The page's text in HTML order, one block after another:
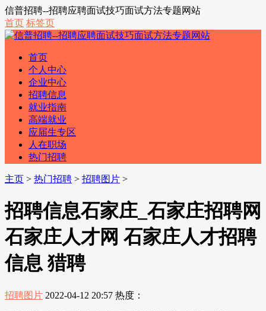
信普招聘--招聘应聘面试技巧面试方法专题网站
首页 标签页
首页
个人中心
企业中心
招聘信息
就业指南
高端就业
应届生专区
人在职场
热门招聘
主页 > 热门招聘 > 招聘图片 >
招聘信息石家庄_石家庄招聘网
石家庄人才网 石家庄人才招聘
信息 猎聘
招聘图片 2022-04-12 20:57 热度：